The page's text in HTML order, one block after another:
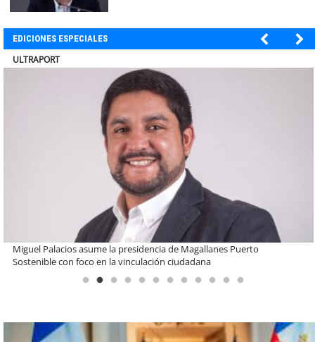
EDICIONES ESPECIALES
ULTRAPORT
Estudiantes de la UCN desarrollan tecnología para modernizar la
operación de Ultraport Coquimbo